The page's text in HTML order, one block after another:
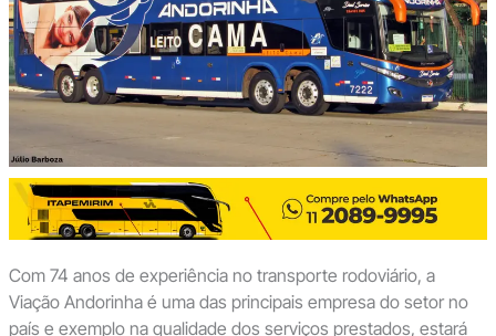
Com 74 anos de experiência no transporte rodoviário, a
Viação Andorinha é uma das principais empresa do setor no
país e exemplo na qualidade dos serviços prestados, estará